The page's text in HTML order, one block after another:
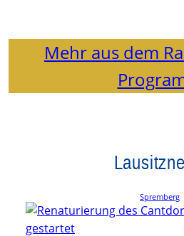
Mehr aus dem
Spremberg